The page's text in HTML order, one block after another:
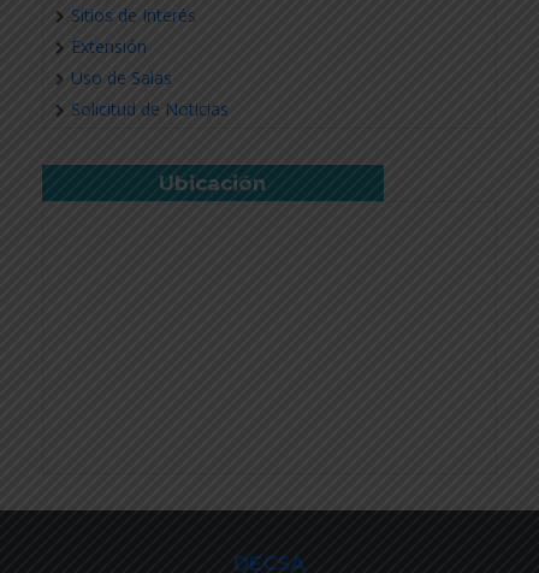
Sitios de Interés
Extensión
Uso de Salas
Solicitud de Noticias
Ubicación
DECSA